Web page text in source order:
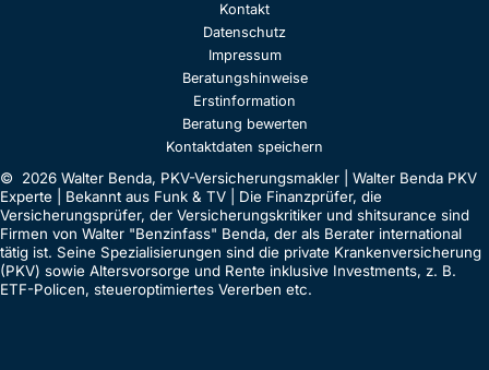
Kontakt
Datenschutz
Impressum
Beratungshinweise
Erstinformation
Beratung bewerten
Kontaktdaten speichern
© 2026 Walter Benda, PKV-Versicherungsmakler | Walter Benda PKV
Experte | Bekannt aus Funk & TV | Die Finanzprüfer, die
Versicherungsprüfer, der Versicherungskritiker und shitsurance sind
Firmen von Walter "Benzinfass" Benda, der als Berater international
tätig ist. Seine Spezialisierungen sind die private Krankenversicherung
(PKV) sowie Altersvorsorge und Rente inklusive Investments, z. B.
ETF-Policen, steueroptimiertes Vererben etc.